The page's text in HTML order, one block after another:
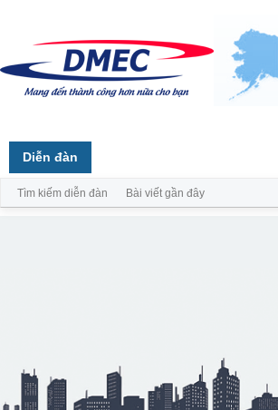
Trang chủ
Tìm kiếm diễn đàn Bài viết gần đây